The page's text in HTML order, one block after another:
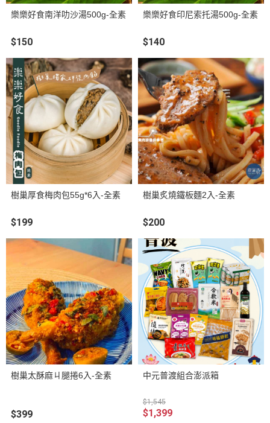
樂樂好食南洋叻沙湯500g-全素
$150
樂樂好食印尼索托湯500g-全素
$140
樹巢厚食梅肉包55g*6入-全素
$199
樹巢炙燒鐵板麵2入-全素
$200
樹巢太酥麻ㄐ腿捲6入-全素
$399
中元普渡組合澎派箱
$1,545
$1,399